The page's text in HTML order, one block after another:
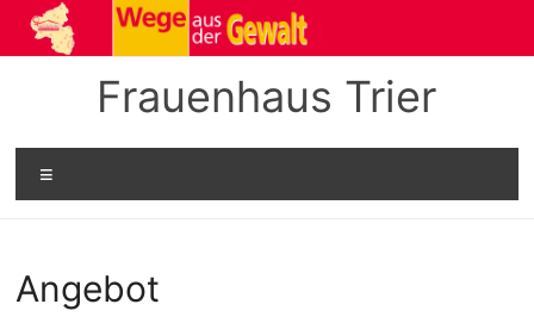
Zum
Inhalt
springen
Frauenhaus Trier
Angebot